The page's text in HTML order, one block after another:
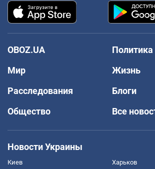
OBOZ.UA
Политика
Мир
Жизнь
Расследования
Блоги
Общество
Все
Новости Украины
Киев Харьков